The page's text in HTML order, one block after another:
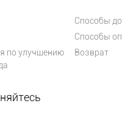
по улучшению
Способы
Способы
Возврат